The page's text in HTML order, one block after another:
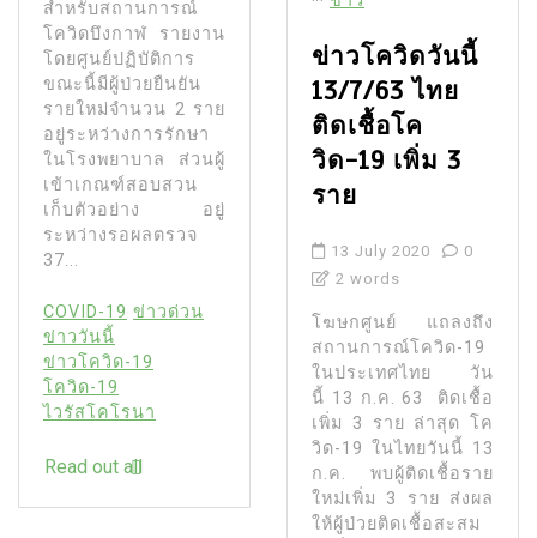
สำหรับสถานการณ์
โควิดบึงกาฬ รายงาน
โดยศูนย์ปฏิบัติการ
ขณะนี้มีผู้ป่วยยืนยัน
รายใหม่จำนวน 2 ราย
อยู่ระหว่างการรักษา
ในโรงพยาบาล ส่วนผู้
เข้าเกณฑ์สอบสวน
เก็บตัวอย่าง อยู่
ระหว่างรอผลตรวจ
37...
COVID-19 ข่าวด่วน
ข่าววันนี้
ข่าวโควิด-19
โควิด-19
ไวรัสโคโรนา
Read out all
ข่าวโควิดวันนี้
13/7/63 ไทย
ติดเชื้อโค
วิด-19 เพิ่ม 3
ราย
13 July 2020
0
2 words
โฆษกศูนย์ แถลงถึง
สถานการณ์โควิด-19
ในประเทศไทย วัน
นี้ 13 ก.ค. 63 ติดเชื้อ
เพิ่ม 3 ราย ล่าสุด โค
วิด-19 ในไทยวันนี้ 13
ก.ค. พบผู้ติดเชื้อราย
ใหม่เพิ่ม 3 ราย ส่งผล
ให้ผู้ป่วยติดเชื้อสะสม